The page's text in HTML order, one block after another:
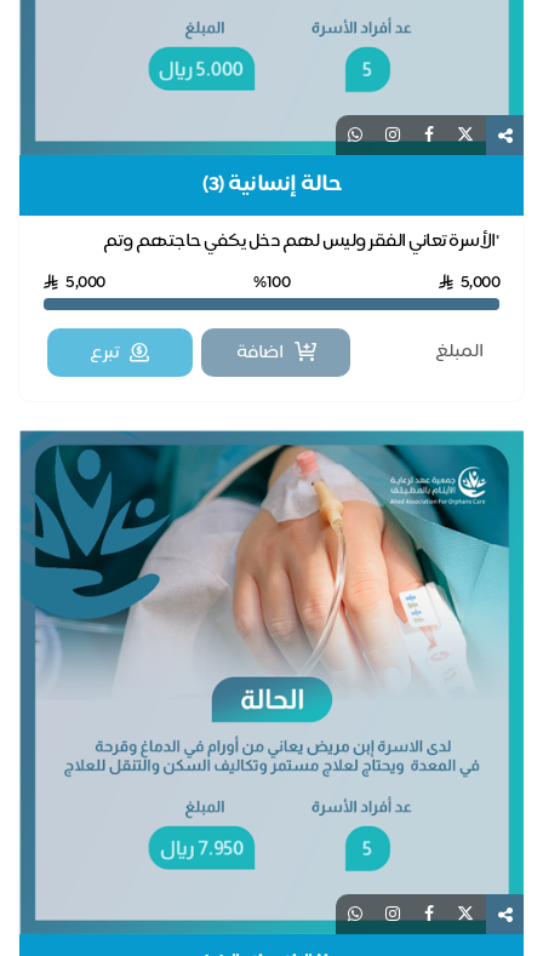
حالة إنسانية (3)
"الأسرة تعاني الفقر وليس لهم دخل يكفي حاجتهم وتم
تحذيرهم بفصل الكهرباء عنهم لعدم سداد الفاتورة لفتر...
5,000
%100
5,000
اضافة تبرع